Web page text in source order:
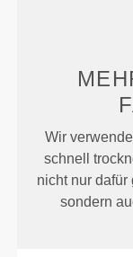
Wir
schnell
nicht nur dafür
sondern